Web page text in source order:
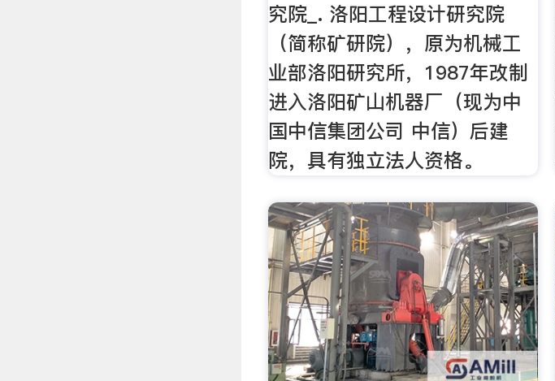
究院_. 洛阳工程设计研究院
（简称矿研院），原为机械工
业部洛阳研究所，1987年改制
进入洛阳矿山机器厂（现为中
国中信集团公司 中信）后建
院，具有独立法人资格。